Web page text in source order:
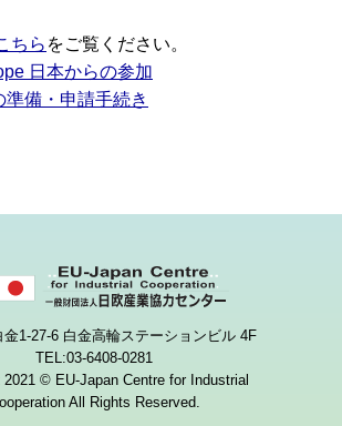
ちら をご覧ください。
日本からの参加
準備・申請手続き
金1-27-6 白金高輪ステーションビル 4F
TEL:03-6408-0281
2021 © EU-Japan Centre for Industrial
All Rights Reserved.